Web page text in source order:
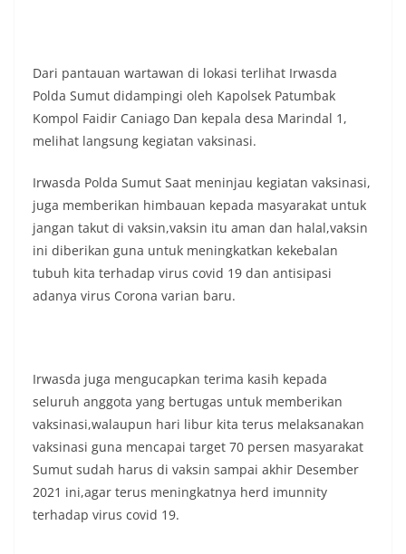
Dari pantauan wartawan di lokasi terlihat Irwasda
Polda Sumut didampingi oleh Kapolsek Patumbak
Kompol Faidir Caniago Dan kepala desa Marindal 1,
melihat langsung kegiatan vaksinasi.
Irwasda Polda Sumut Saat meninjau kegiatan vaksinasi,
juga memberikan himbauan kepada masyarakat untuk
jangan takut di vaksin,vaksin itu aman dan halal,vaksin
ini diberikan guna untuk meningkatkan kekebalan
tubuh kita terhadap virus covid 19 dan antisipasi
adanya virus Corona varian baru.
Irwasda juga mengucapkan terima kasih kepada
seluruh anggota yang bertugas untuk memberikan
vaksinasi,walaupun hari libur kita terus melaksanakan
vaksinasi guna mencapai target 70 persen masyarakat
Sumut sudah harus di vaksin sampai akhir Desember
2021 ini,agar terus meningkatnya herd imunnity
terhadap virus covid 19.